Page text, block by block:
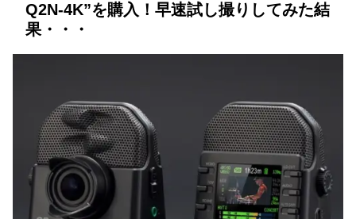
Q2N-4K”を購入！早速試し撮りしてみた結
果・・・